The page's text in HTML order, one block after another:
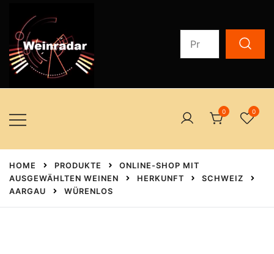
Inhalt
springen
0 0
HOME PRODUKTE
ONLINE-SHOP MIT
AUSGEWÄHLTEN WEINEN
HERKUNFT
SCHWEIZ
AARGAU
WÜRENLOS